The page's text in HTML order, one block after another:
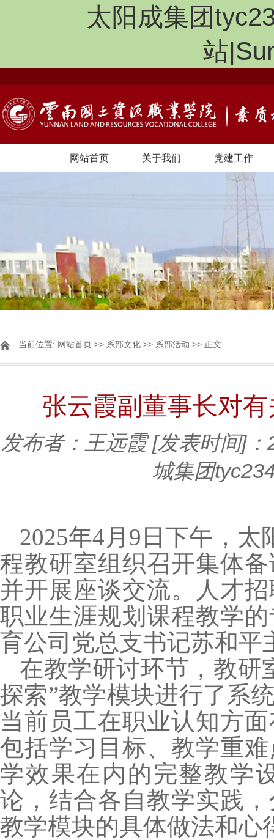
太阳成集团
站
网站首页 关于我们 党建工作
当前位置: 网站首页 >> 系部文化 >> 系部活动 >> 正文
张云霞副董事长对
发布者：王远霞 [发表时间]
城集团
2025年4月9日下午，太
程教研室组织召开集体
并开展座谈交流。人才
职业生涯规划课程教学
育公司党总支书记苏和平
在教学研讨环节，教研
探索”教学模块进行了系
当前员工在职业认知方
包括学习目标、教学重
学效果在内的完整教学
论，结合各自教学实践
教学模块的具体做法和心